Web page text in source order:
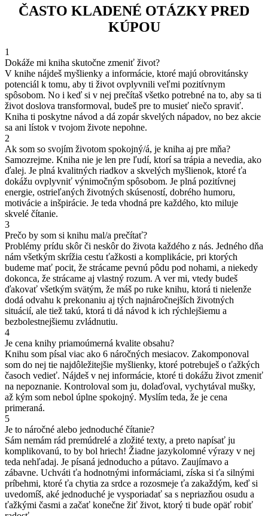
ČASTO KLADENÉ OTÁZKY PRED
KÚPOU
1
Dokáže mi kniha skutočne zmeniť život?
V knihe nájdeš myšlienky a informácie, ktoré majú obrovitánsky
potenciál k tomu, aby ti život ovplyvnili veľmi pozitívnym
spôsobom. No i keď si v nej prečítaš všetko potrebné na to, aby sa ti
život doslova transformoval, budeš pre to musieť niečo spraviť.
Kniha ti poskytne návod a dá zopár skvelých nápadov, no bez akcie
sa ani lístok v tvojom živote nepohne.
2
Ak som so svojím životom spokojný/á, je kniha aj pre mňa?
Samozrejme. Kniha nie je len pre ľudí, ktorí sa trápia a nevedia, ako
ďalej. Je plná kvalitných riadkov a skvelých myšlienok, ktoré ťa
dokážu ovplyvniť výnimočným spôsobom. Je plná pozitívnej
energie, ostrieľaných životných skúseností, dobrého humoru,
motivácie a inšpirácie. Je teda vhodná pre každého, kto miluje
skvelé čítanie.
3
Prečo by som si knihu mal/a prečítať?
Problémy prídu skôr či neskôr do života každého z nás. Jedného dňa
nám všetkým skrížia cestu ťažkosti a komplikácie, pri ktorých
budeme mať pocit, že strácame pevnú pôdu pod nohami, a niekedy
dokonca, že strácame aj vlastný rozum. A ver mi, vtedy budeš
ďakovať všetkým svätým, že máš po ruke knihu, ktorá ti nielenže
dodá odvahu k prekonaniu aj tých najnáročnejších životných
situácií, ale tiež takú, ktorá ti dá návod k ich rýchlejšiemu a
bezbolestnejšiemu zvládnutiu.
4
Je cena knihy priamoúmerná kvalite obsahu?
Knihu som písal viac ako 6 náročných mesiacov. Zakomponoval
som do nej tie najdôležitejšie myšlienky, ktoré potrebuješ o ťažkých
časoch vedieť. Nájdeš v nej informácie, ktoré ti dokážu život zmeniť
na nepoznanie. Kontroloval som ju, dolaďoval, vychytával mušky,
až kým som nebol úplne spokojný. Myslím teda, že je cena
primeraná.
5
Je to náročné alebo jednoduché čítanie?
Sám nemám rád premúdrelé a zložité texty, a preto napísať ju
komplikovanú, to by bol hriech! Žiadne jazykolomné výrazy v nej
teda nehľadaj. Je písaná jednoducho a pútavo. Zaujímavo a
zábavne. Uchváti ťa hodnotnými informáciami, získa si ťa silnými
príbehmi, ktoré ťa chytia za srdce a rozosmeje ťa zakaždým, keď si
uvedomíš, aké jednoduché je vysporiadať sa s nepriazňou osudu a
ťažkými časmi a začať konečne žiť život, ktorý ti bude opäť robiť